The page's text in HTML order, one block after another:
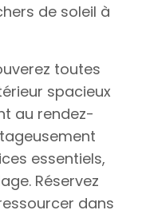
de soleil à
toutes
spacieux
au rendez-
essentiels,
Réservez
dans